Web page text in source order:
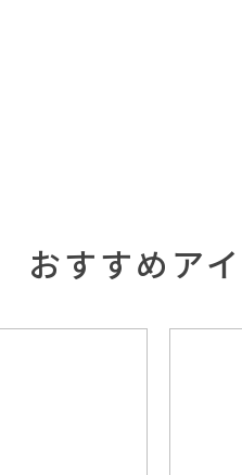
おすすめア